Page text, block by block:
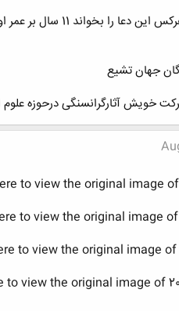
11 سال بر عمر او اضافه می شود.
جهان تشیع
خویش آثارگرانسنگی درحوزه
to view the original image of
to view the original image of
to view the original image of
to view the original image of